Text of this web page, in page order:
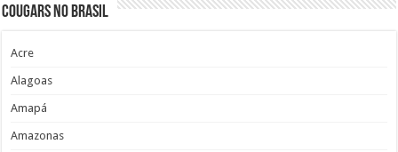
Cougars no Brasil
Acre
Alagoas
Amapá
Amazonas